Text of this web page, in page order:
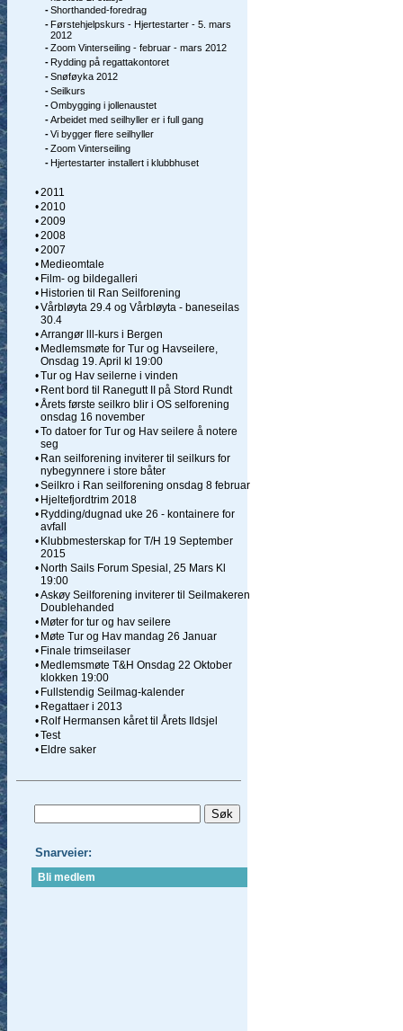
-Shorthanded-foredrag
-Førstehjelpskurs - Hjertestarter - 5. mars
2012
-Zoom Vinterseiling - februar - mars 2012
-Rydding på regattakontoret
-Snøføyka 2012
-Seilkurs
-Ombygging i jollenaustet
-Arbeidet med seilhyller er i full gang
-Vi bygger flere seilhyller
-Zoom Vinterseiling
-Hjertestarter installert i klubbhuset
•2011
•2010
•2009
•2008
•2007
• Medieomtale
• Film- og bildegalleri
• Historien til Ran Seilforening
•Vårbløyta 29.4 og Vårbløyta - baneseilas
30.4
•Arrangør lll-kurs i Bergen
• Medlemsmøte for Tur og Havseilere,
Onsdag 19. April kl 19:00
•Tur og Hav seilerne i vinden
• Rent bord til Ranegutt II på Stord Rundt
•Årets første seilkro blir i OS selforening
onsdag 16 november
•To datoer for Tur og Hav seilere å notere
seg
• Ran seilforening inviterer til seilkurs for
nybegynnere i store båter
•Seilkro i Ran seilforening onsdag 8 februar
• Hjeltefjordtrim 2018
• Rydding/dugnad uke 26 - kontainere for
avfall
• Klubbmesterskap for T/H 19 September
2015
• North Sails Forum Spesial, 25 Mars Kl
19:00
•Askøy Seilforening inviterer til Seilmakeren
Doublehanded
• Møter for tur og hav seilere
• Møte Tur og Hav mandag 26 Januar
• Finale trimseilaser
• Medlemsmøte T&H Onsdag 22 Oktober
klokken 19:00
• Fullstendig Seilmag-kalender
• Regattaer i 2013
• Rolf Hermansen kåret til Årets Ildsjel
•Test
• Eldre saker
Snarveier:
Bli medlem